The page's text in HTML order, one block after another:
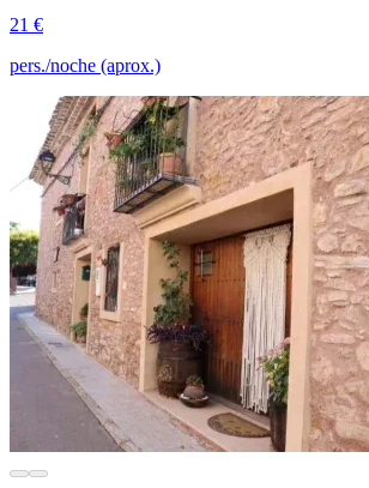
21 €
pers./noche (aprox.)